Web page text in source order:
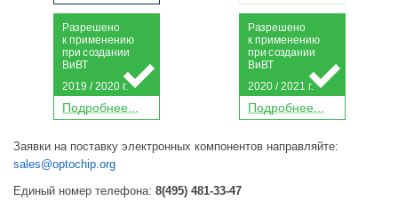
Подробнее...
Разрешено
к применению
присоздании
Ви ВТ
2019 / 2020 г.
Подробнее...
Разрешено
к применению
присоздании
Ви ВТ
2020 / 2021 г.
Заявки на поставку электронных компонентов направляйте:
sales@optochip.org
Единый номер телефона: 8(495) 481-33-47